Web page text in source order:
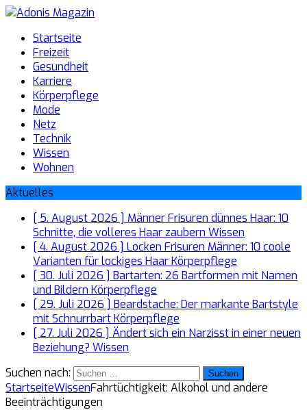
Startseite
Freizeit
Gesundheit
Karriere
Körperpflege
Mode
Netz
Technik
Wissen
Wohnen
Aktuelles
[ 5. August 2026 ] Männer Frisuren dünnes Haar: 10
Schnitte, die volleres Haar zaubern Wissen
[ 4. August 2026 ] Locken Frisuren Männer: 10 coole
Varianten für lockiges HaarKörperpflege
[ 30. Juli 2026 ] Bartarten: 26 Bartformen mit Namen
und Bildern Körperpflege
[ 29. Juli 2026 ] Beardstache: Der markante Bartstyle
mit SchnurrbartKörperpflege
[ 27. Juli 2026 ] Ändert sich ein Narzisst in einer neuen
Beziehung? Wissen
Suchen nach:
StartseiteWissenFahrtüchtigkeit: Alkohol und andere
Beeinträchtigungen